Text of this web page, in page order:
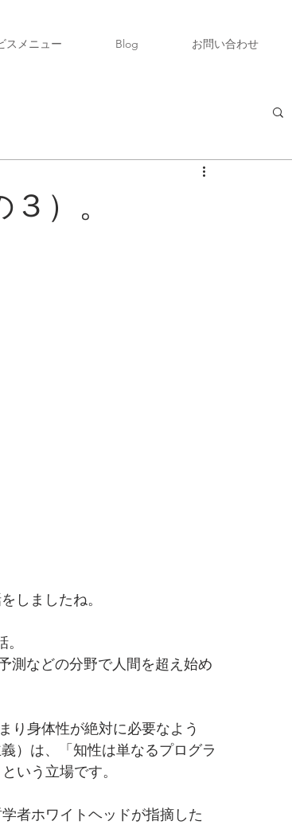
スメニュー Blog お問い合わせ
）。
しましたね。
測などの分野で人間を超え始め
り身体性が絶対に必要なよう
）は、「知性は単なるプログラ
いう立場です。
者ホワイトヘッドが指摘した